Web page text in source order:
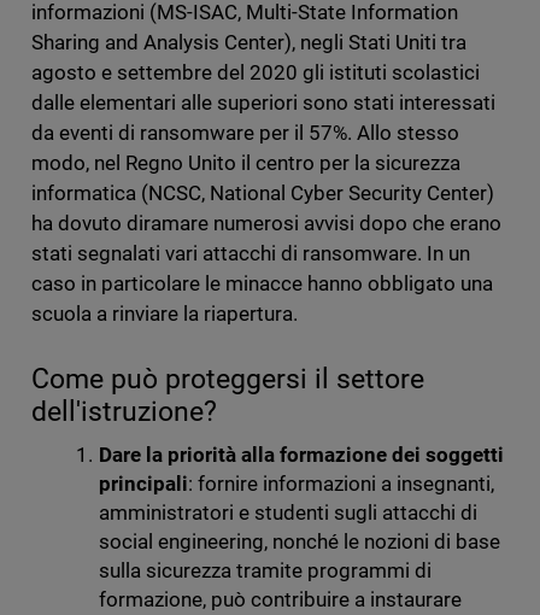
informazioni (MS-ISAC, Multi-State Information
Sharing and Analysis Center), negli Stati Uniti tra
agosto e settembre del 2020 gli istituti scolastici
dalle elementari alle superiori sono stati interessati
da eventi di ransomware per il 57%. Allo stesso
modo, nel Regno Unito il centro per la sicurezza
informatica (NCSC, National Cyber Security Center)
ha dovuto diramare numerosi avvisi dopo che erano
stati segnalati vari attacchi di ransomware. In un
caso in particolare le minacce hanno obbligato una
scuola a rinviare la riapertura.
Come può proteggersi il settore
dell'istruzione?
Dare la priorità alla formazione dei soggetti
principali: fornire informazioni a insegnanti,
amministratori e studenti sugli attacchi di
social engineering, nonché le nozioni di base
sulla sicurezza tramite programmi di
formazione, può contribuire a instaurare